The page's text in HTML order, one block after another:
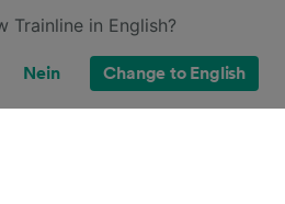
Trainline in English?
Nein Change to English